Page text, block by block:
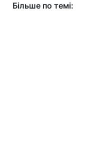
Більше по темі: